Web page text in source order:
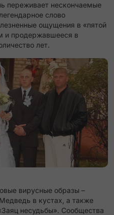
переживает нескончаемые
слово
ощущения в «пятой
и продержавшееся в
лет.
вирусные образы –
в кустах, а также
несудьбы». Сообщества